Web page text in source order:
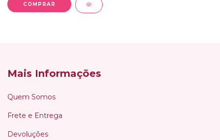
Mais Informações
Quem Somos
Frete e Entrega
Devoluções